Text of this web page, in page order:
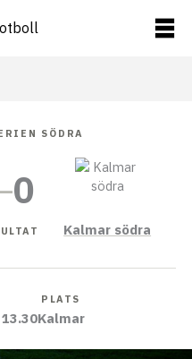
SÖDRA
0
Kalmar södra
PLATS
Kalmar